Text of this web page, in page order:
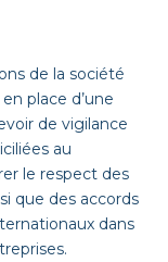
de la société
place d’une
de vigilance
au
le respect des
que des accords
dans